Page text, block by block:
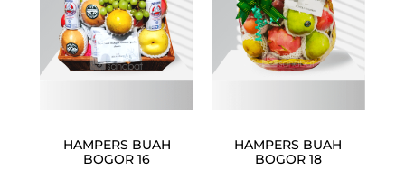
HAMPERS BUAH
BOGOR 16
HAMPERS BUAH
BOGOR 18